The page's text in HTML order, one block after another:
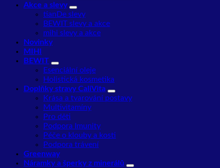
Akce a slevy
tianDe slevy
BEWIT slevy a akce
mihi slevy a akce
Novinky
MIHI
BEWIT
Esenciální oleje
Holistická kosmetika
Doplňky stravy CaliVita
Krása a tvarování postavy
Multivitamíny
Pro děti
Podpora Imunity
Péče o klouby a kosti
Podpora trávení
Greenway
Náramky a šperky z minerálů